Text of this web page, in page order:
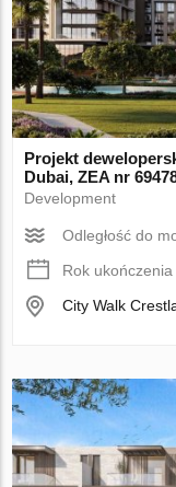
Projekt
Dubai, ZEA nr
Development
Odległość do
Rok
City Walk